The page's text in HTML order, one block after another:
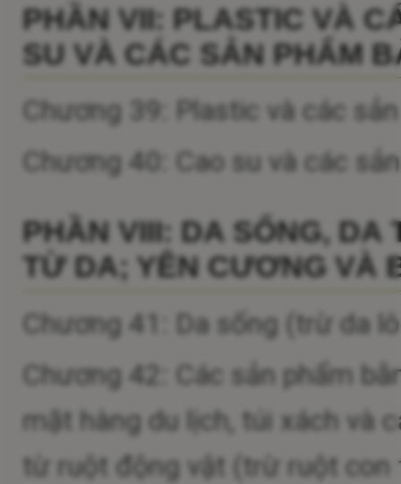
PHẦN VII: PLASTIC VÀ
SU VÀ CÁC SẢN PHẨM
Chương 39: Plastic và các
Chương 40: Cao su và các
PHẦN VIII: DA SỐNG, DA
TỪ DA; YÊN CƯƠNG VÀ
Chương 41: Da sống (trừ da
Chương 42: Các sản phẩm
mặt hàng du lịch, túi xách và
từ ruột động vật (trừ ruột con